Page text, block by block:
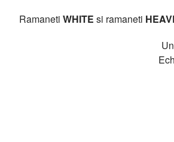
Ramaneti WHITE si ramaneti